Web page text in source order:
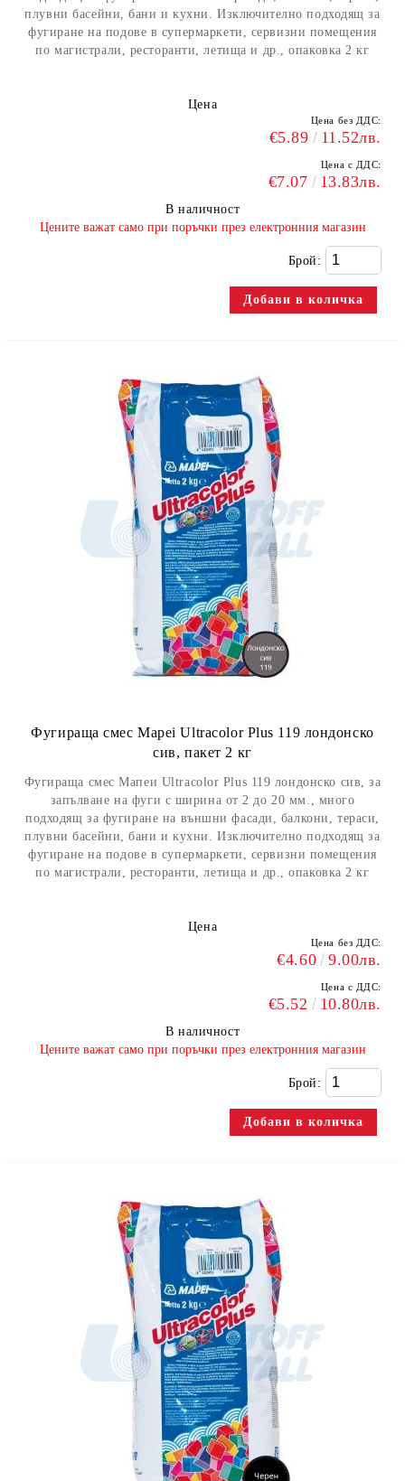
плувни басейни, бани и кухни. Изключително подходящ за
фугиране на подове в супермаркети, сервизни помещения
по магистрали, ресторанти, летища и др., опаковка 2 кг
Цена
Цена без ДДС:
€5.89 11.52лв.
Цена с ДДС:
€7.07 13.83лв.
В наличност
​Цените важат само при поръчки през електронния магазин
Брой:
Фугираща смес Mapei Ultracolor Plus 119 лондонско
сив, пакет 2 кг
Фугираща смес Мапеи Ultracolor Plus 119 лондонско сив, за
запълване на фуги с ширина от 2 до 20 мм., много
подходящ за фугиране на външни фасади, балкони, тераси,
плувни басейни, бани и кухни. Изключително подходящ за
фугиране на подове в супермаркети, сервизни помещения
по магистрали, ресторанти, летища и др., опаковка 2 кг
Цена
Цена без ДДС:
€4.60 9.00лв.
Цена с ДДС:
€5.52 10.80лв.
В наличност
​Цените важат само при поръчки през електронния магазин
Брой: